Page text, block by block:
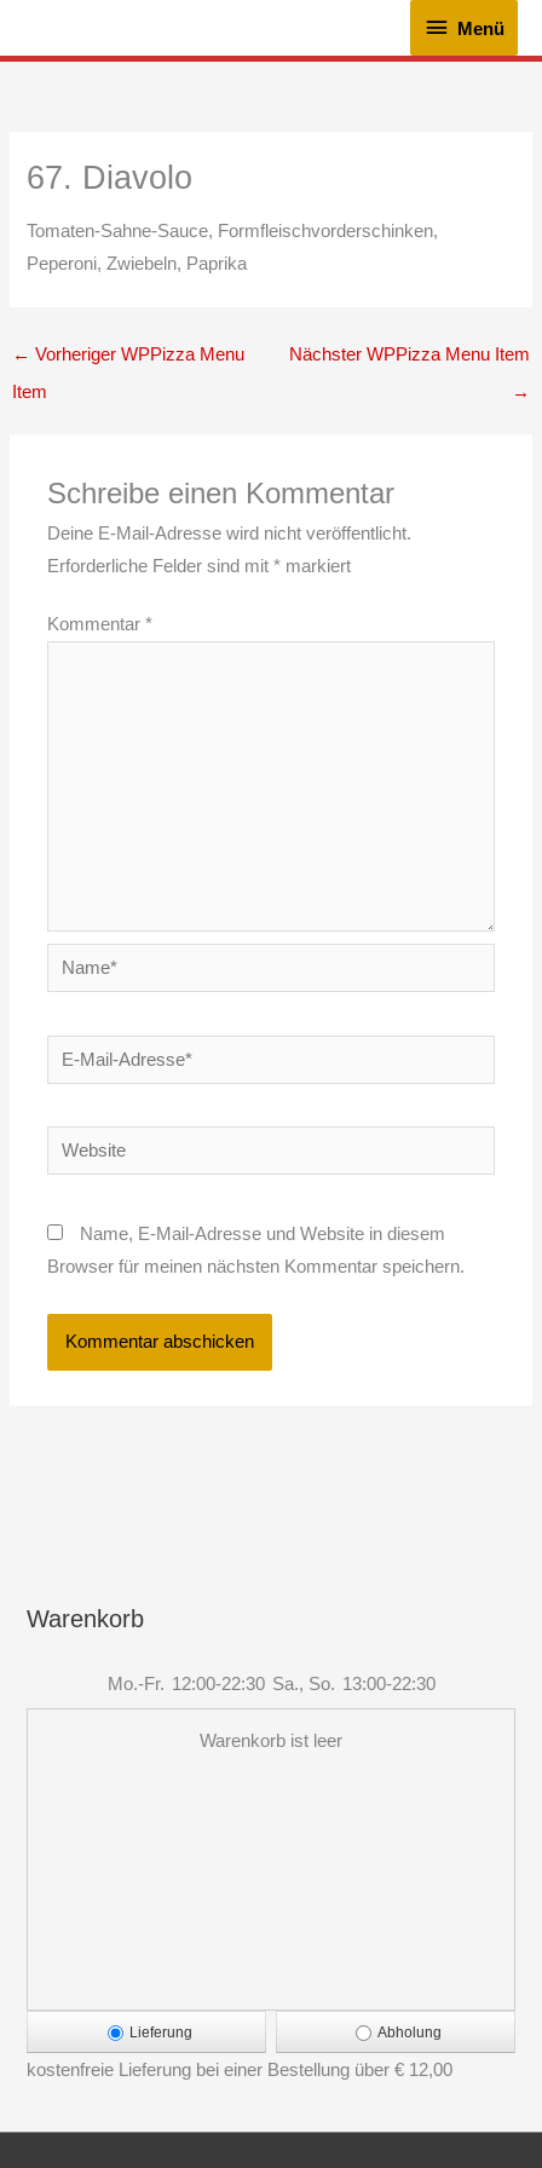
Menü
Menü
67. Diavolo
Tomaten-Sahne-Sauce, Formfleischvorderschinken,
Peperoni, Zwiebeln, Paprika
← Vorheriger WPPizza Menu
Item
Nächster WPPizza Menu Item
→
Schreibe einen Kommentar
Deine E-Mail-Adresse wird nicht veröffentlicht.
Erforderliche Felder sind mit* markiert
Kommentar*
Name*
E-
Mail-
Website
Name, E-Mail-Adresse und Website in diesem
Browser für meinen nächsten Kommentar speichern.
Warenkorb
Mo.-Fr. 12:00-22:30 Sa., So. 13:00-22:30
Warenkorb ist leer
Lieferung Abholung
kostenfreie Lieferung bei einer Bestellung über€ 12,00